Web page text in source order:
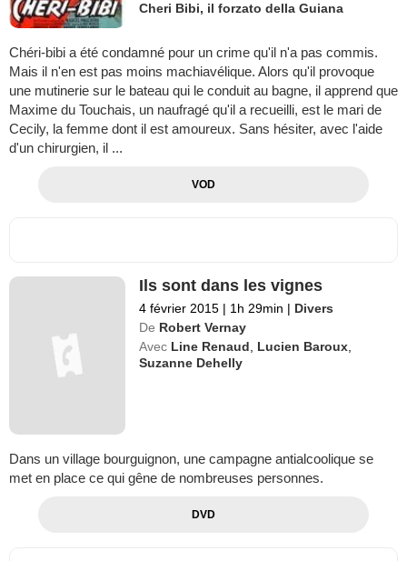
Cheri Bibi, il forzato della Guiana
Chéri-bibi a été condamné pour un crime qu'il n'a pas commis.
Mais il n'en est pas moins machiavélique. Alors qu'il provoque
une mutinerie sur le bateau qui le conduit au bagne, il apprend que
Maxime du Touchais, un naufragé qu'il a recueilli, est le mari de
Cecily, la femme dont il est amoureux. Sans hésiter, avec l'aide
d'un chirurgien, il ...
VOD
Ils sont dans les vignes
4 février 2015 | 1h 29min | Divers
De Robert Vernay
Avec Line Renaud Lucien Baroux
Suzanne Dehelly
Dans un village bourguignon, une campagne antialcoolique se
met en place ce qui gêne de nombreuses personnes.
DVD